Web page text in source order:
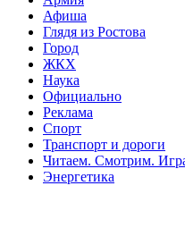
Афиша
Глядя из Ростова
Город
ЖКХ
Наука
Официально
Реклама
Спорт
Транспорт и дороги
Читаем. Смотрим.
Энергетика